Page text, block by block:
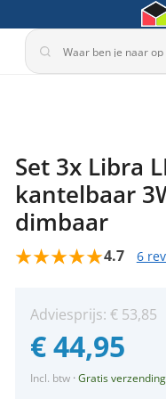
360°Set 3x Libra
kantelbaar
dimbaar
4.7 6
Adviesprijs:€ 53,85
€44,95
Incl. btw ·Gratis